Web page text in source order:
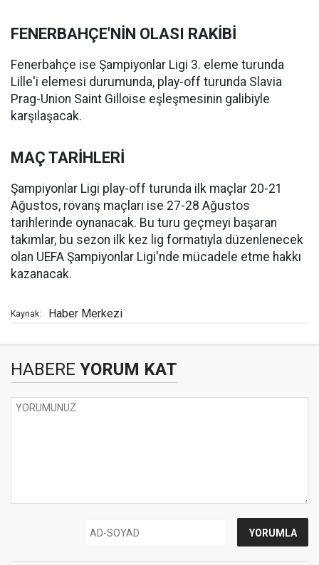
FENERBAHÇE'NİN OLASI RAKİBİ
Fenerbahçe ise Şampiyonlar Ligi 3. eleme turunda
Lille'i elemesi durumunda, play-off turunda Slavia
Prag-Union Saint Gilloise eşleşmesinin galibiyle
karşılaşacak.
MAÇ TARİHLERİ
Şampiyonlar Ligi play-off turunda ilk maçlar 20-21
Ağustos, rövanş maçları ise 27-28 Ağustos
tarihlerinde oynanacak. Bu turu geçmeyi başaran
takımlar, bu sezon ilk kez lig formatıyla düzenlenecek
olan UEFA Şampiyonlar Ligi'nde mücadele etme hakkı
kazanacak.
Kaynak: Haber Merkezi
HABERE YORUM KAT